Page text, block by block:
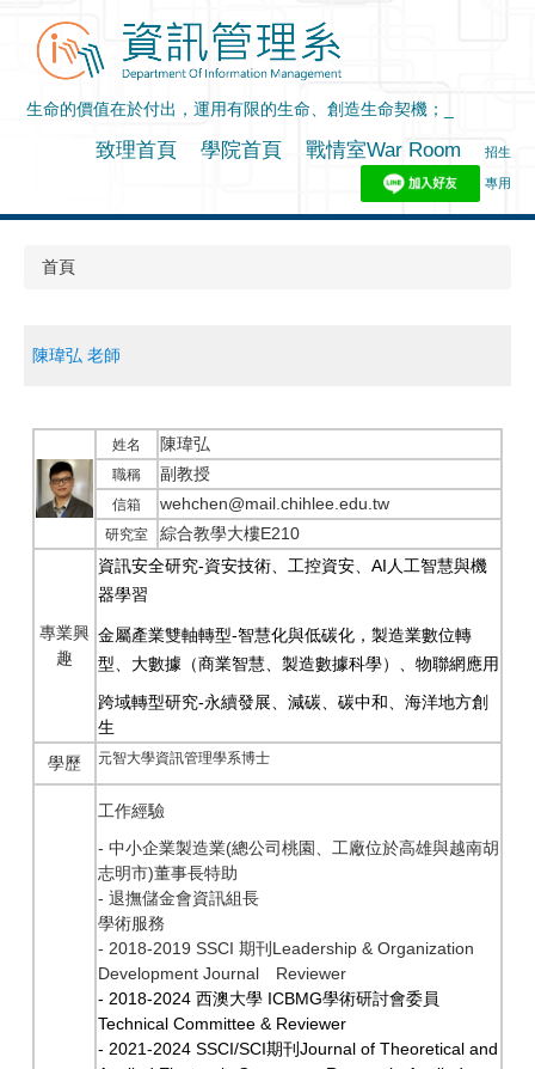
內
致理首頁 學院首頁 戰情室War Room 招生
專用
首頁
陳瑋弘 老師
姓名 陳瑋弘
職稱 副教授
信箱 wehchen@mail.chihlee.edu.tw
研究室 綜合教學大樓E210
專業興
趣
資訊安全研究-資安技術、工控資安、 AI 人工智慧與機
器學習
金屬產業雙軸轉型-智慧化與低碳化，製造業數位轉
型、大數據（商業智慧、製造數據科學）、物聯網應用
跨域轉型研究-永續發展、減碳、碳中和、海洋地方創
生
學歷 元智大學資訊管理學系博士
工作經驗
- 中小企業製造業(總公司桃園、工廠位於高雄與越南胡
志明市)董事長特助
- 退撫儲金會資訊組長
學術服務
- 2018-2019 SSCI 期刊Leadership & Organization
Development Journal Reviewer
- 2018-2024 西澳大學 ICBMG學術研討會委員
Technical Committee & Reviewer
- 2021-2024 SSCI/SCI期刊 Journal of Theoretical and